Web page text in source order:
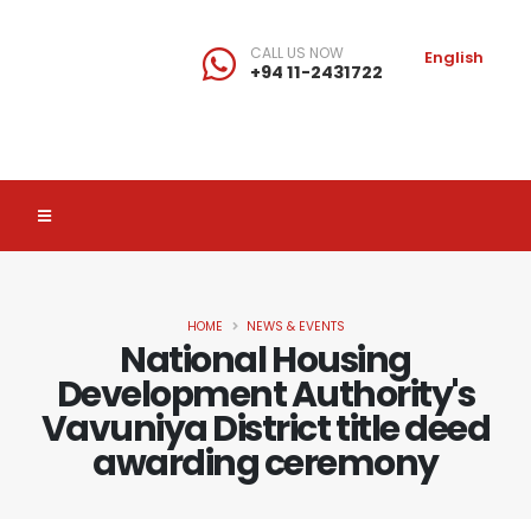
CALL US NOW
+94 11-2431722
English
National Housing
Development Authority's
Vavuniya District title deed
awarding ceremony
HOME NEWS & EVENTS